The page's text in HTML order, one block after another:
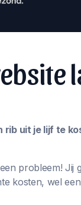
uit je lijf te
probleem!
kosten, wel